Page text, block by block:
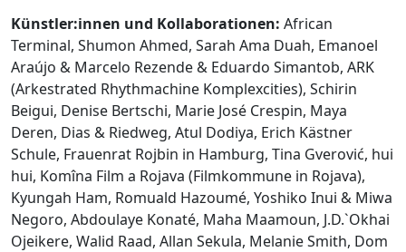
Künstler:innen und Kollaborationen: African
Terminal, Shumon Ahmed, Sarah Ama Duah, Emanoel
Araújo & Marcelo Rezende & Eduardo Simantob, ARK
(Arkestrated Rhythmachine Komplexcities), Schirin
Beigui, Denise Bertschi, Marie José Crespin, Maya
Deren, Dias & Riedweg, Atul Dodiya, Erich Kästner
Schule, Frauenrat Rojbin in Hamburg, Tina Gverović, hui
hui, Komîna Film a Rojava (Filmkommune in Rojava),
Kyungah Ham, Romuald Hazoumé, Yoshiko Inui & Miwa
Negoro, Abdoulaye Konaté, Maha Maamoun, J.D.`Okhai
Ojeikere, Walid Raad, Allan Sekula, Melanie Smith, Dom